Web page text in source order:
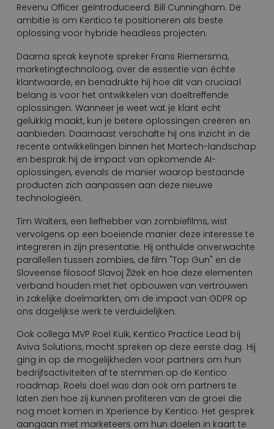
Revenu Officer geïntroduceerd: Bill Cunningham. De
ambitie is om Kentico te positioneren als beste
oplossing voor hybride headless projecten.
Daarna sprak keynote spreker Frans Riemersma,
marketingtechnoloog, over de essentie van échte
klantwaarde, en benadrukte hij hoe dit van cruciaal
belang is voor het ontwikkelen van doeltreffende
oplossingen. Wanneer je weet wat je klant echt
gelukkig maakt, kun je betere oplossingen creëren en
aanbieden. Daarnaast verschafte hij ons inzicht in de
recente ontwikkelingen binnen het Martech-landschap
en besprak hij de impact van opkomende AI-
oplossingen, evenals de manier waarop bestaande
producten zich aanpassen aan deze nieuwe
technologieën.
Tim Walters, een liefhebber van zombiefilms, wist
vervolgens op een boeiende manier deze interesse te
integreren in zijn presentatie. Hij onthulde onverwachte
parallellen tussen zombies, de film "Top Gun" en de
Sloveense filosoof Slavoj Žižek en hoe deze elementen
verband houden met het opbouwen van vertrouwen
in zakelijke doelmarkten, om de impact van GDPR op
ons dagelijkse werk te verduidelijken.
Ook collega MVP Roel Kuik, Kentico Practice Lead bij
Aviva Solutions, mocht spreken op deze eerste dag. Hij
ging in op de mogelijkheden voor partners om hun
bedrijfsactiviteiten af te stemmen op de Kentico
roadmap. Roels doel was dan ook om partners te
laten zien hoe zij kunnen profiteren van de groei die
nog moet komen in Xperience by Kentico. Het gesprek
aangaan met marketeers om hun doelen in kaart te